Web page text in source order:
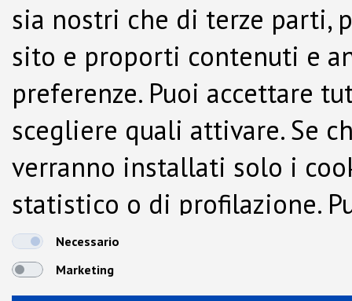
sia nostri che di terze parti,
sito e proporti contenuti e
preferenze. Puoi accettare
scegliere quali attivare. Se
verranno installati solo i
statistico o di profilazione.
dalla Cookie Policy.
Necessario
Marketing